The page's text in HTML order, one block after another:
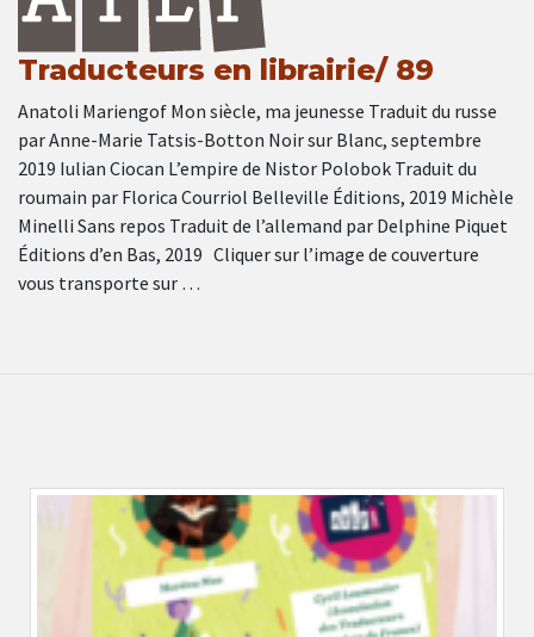
Traducteurs en librairie/ 89
Anatoli Mariengof Mon siècle, ma jeunesse Traduit du russe
par Anne-Marie Tatsis-Botton Noir sur Blanc, septembre
2019 Iulian Ciocan L’empire de Nistor Polobok Traduit du
roumain par Florica Courriol Belleville Éditions, 2019 Michèle
Minelli Sans repos Traduit de l’allemand par Delphine Piquet
Éditions d’en Bas, 2019 Cliquer sur l’image de couverture
vous transporte sur …